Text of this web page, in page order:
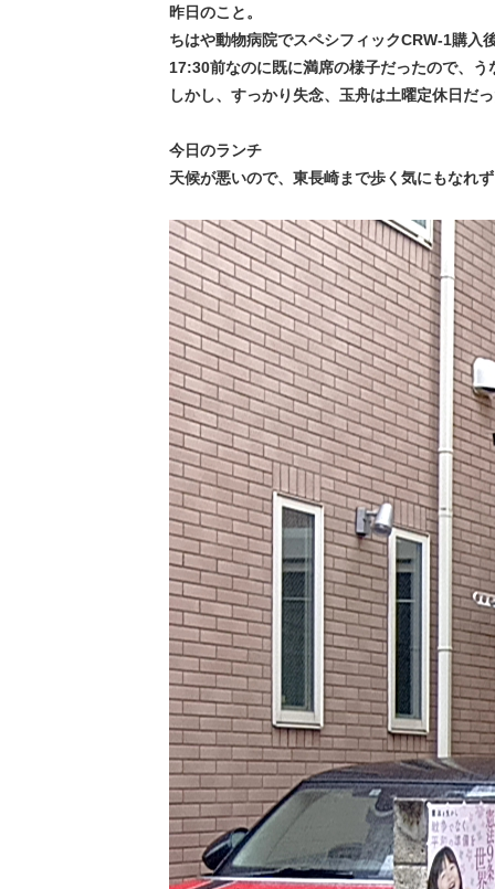
昨日のこと。
ちはや動物病院でスペシフィックCRW-1購入
17:30前なのに既に満席の様子だったので、
しかし、すっかり失念、玉舟は土曜定休日だ
今日のランチ
天候が悪いので、東長崎まで歩く気にもなれ